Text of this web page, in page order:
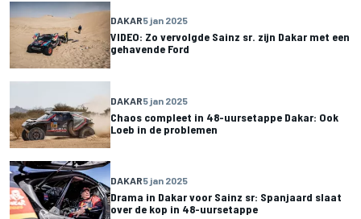
DAKAR5 jan 2025
VIDEO: Zo vervolgde Sainz sr. zijn Dakar met een
gehavende Ford
DAKAR5 jan 2025
Chaos compleet in 48-uursetappe Dakar: Ook
Loeb in de problemen
DAKAR5 jan 2025
Drama in Dakar voor Sainz sr: Spanjaard slaat
over de kop in 48-uursetappe